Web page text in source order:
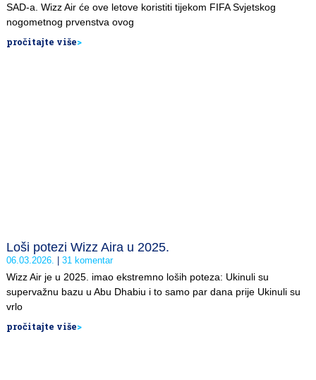
SAD-a. Wizz Air će ove letove koristiti tijekom FIFA Svjetskog
nogometnog prvenstva ovog
pročitajte više>
Loši potezi Wizz Aira u 2025.
06.03.2026. 31 komentar
Wizz Air je u 2025. imao ekstremno loših poteza: Ukinuli su
supervažnu bazu u Abu Dhabiu i to samo par dana prije Ukinuli su
vrlo
pročitajte više>